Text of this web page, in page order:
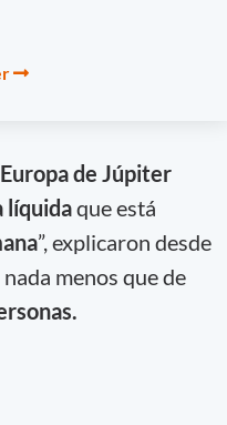
de Júpiter
líquidaque está
”, explicaron desde
menos que de